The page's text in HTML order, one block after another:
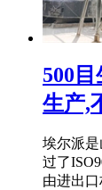
500
生产,
埃尔派
过了
由进出